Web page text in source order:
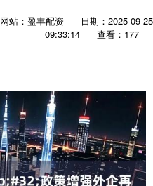
网站：盈丰配资
日期：2025-09-25
09:33:14
查看：177